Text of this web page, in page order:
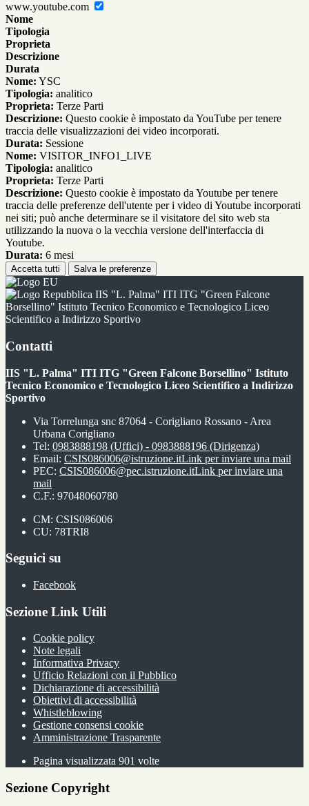
www.youtube.com
Nome
Tipologia
Proprieta
Descrizione
Durata
Nome: YSC
Tipologia: analitico
Proprieta: Terze Parti
Descrizione: Questo cookie è impostato da YouTube per tenere
traccia delle visualizzazioni dei video incorporati.
Durata: Sessione
Nome: VISITOR_INFO1_LIVE
Tipologia: analitico
Proprieta: Terze Parti
Descrizione: Questo cookie è impostato da Youtube per tenere
traccia delle preferenze dell'utente per i video di Youtube incorporati
nei siti; può anche determinare se il visitatore del sito web sta
utilizzando la nuova o la vecchia versione dell'interfaccia di
Youtube.
Durata: 6 mesi
Accetta tutti Salva le preferenze
IIS "L. Palma" ITI ITG "Green Falcone
Borsellino" Istituto Tecnico Economico e Tecnologico Liceo
Scientifico a Indirizzo Sportivo
Contatti
IIS "L. Palma" ITI ITG "Green Falcone Borsellino" Istituto
Tecnico Economico e Tecnologico Liceo Scientifico a Indirizzo
Sportivo
Via Torrelunga snc 87064 - Corigliano Rossano - Area
Urbana Corigliano
Tel: 0983888198 (Uffici) - 0983888196 (Dirigenza)
Email: CSIS086006@istruzione.itLink per inviare una mail
PEC: CSIS086006@pec.istruzione.itLink per inviare una
mail
C.F.: 97048060780
CM: CSIS086006
CU: 78TRI8
Seguici su
Facebook
Sezione Link Utili
Cookie policy
Note legali
Informativa Privacy
Ufficio Relazioni con il Pubblico
Dichiarazione di accessibilità
Obiettivi di accessibilità
Whistleblowing
Gestione consensi cookie
Amministrazione Trasparente
Pagina visualizzata 901 volte
Sezione Copyright